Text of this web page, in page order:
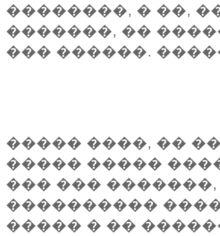
��������, � ��,
�������, ��
��� ������.
����� ����, ��
����� �����
��� ���
����������
����� � ��